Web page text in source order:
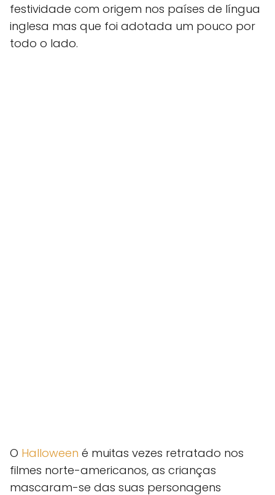
festividade com origem nos países de língua
inglesa mas que foi adotada um pouco por
todo o lado.
O Halloween é muitas vezes retratado nos
filmes norte-americanos, as crianças
mascaram-se das suas personagens